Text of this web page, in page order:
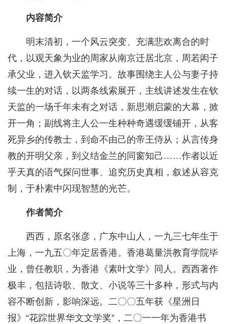
内容简介
明末清初，一个风云突变、充满悲欢离合的时
代，以观天象为业的周家从南京迁居北京，周若闳子
承父业，进入钦天监学习。故事围绕主人公与妻子持
续一生的对话，以两条线索展开，主线讲述发生在钦
天监的一场千年未有之对话，新思潮启蒙的大幕，掀
开一角；副线将主人公一生种种奇遇缓缓铺开，从客
死异乡的传教士，到命不由己的帝王侍从；从言传身
教的开明父亲，到义结金兰的同窗知己……作者以近
乎天真的语气探问世事、追究历史真相，叙述从容克
制，于朴素中闪现智慧的光芒。
作者简介
西西，原名张彦，广东中山人，一九三七年生于
上海，一九五〇年定居香港。香港葛量洪教育学院毕
业，曾任教职，为香港《素叶文学》同人。西西著作
极丰，包括诗歌、散文、小说等三十多种，形式与内
容不断创新，影响深远。二〇〇五年获《星洲日
报》“花踪世界华文文学奖”，二〇一一年为香港书